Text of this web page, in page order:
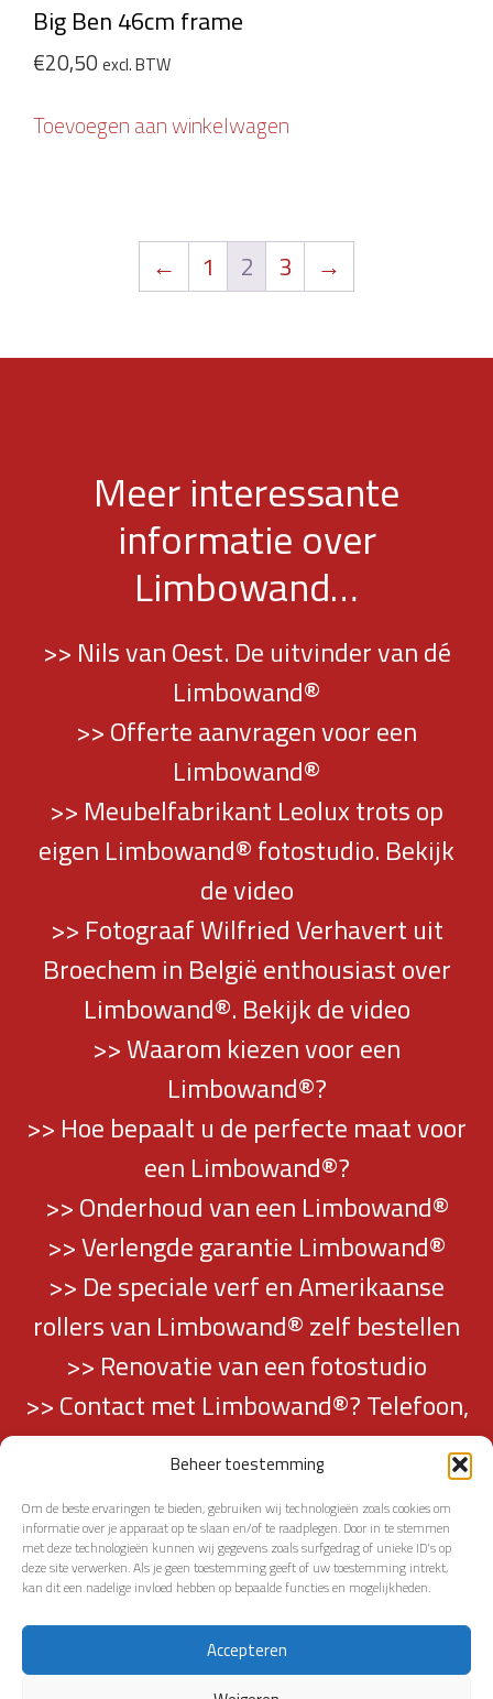
Beheer toestemming
Om de beste ervaringen te bieden, gebruiken wij technologieën zoals cookies om
informatie over je apparaat op te slaan en/of te raadplegen. Door in te stemmen
met deze technologieën kunnen wij gegevens zoals surfgedrag of unieke ID's op
deze site verwerken. Als je geen toestemming geeft of uw toestemming intrekt,
kan dit een nadelige invloed hebben op bepaalde functies en mogelijkheden.
Accepteren
Big Ben 46cm frame
€20,50 excl. BTW
Toevoegen aan winkelwagen
← 1 2 3 →
Meer interessante
informatie over
Limbowand…
>> Nils van Oest. De uitvinder van dé
Limbowand®
>> Offerte aanvragen voor een
Limbowand®
>> Meubelfabrikant Leolux trots op
eigen Limbowand® fotostudio. Bekijk
de video
>> Fotograaf Wilfried Verhavert uit
Broechem in België enthousiast over
Limbowand®. Bekijk de video
>> Waarom kiezen voor een
Limbowand®?
>> Hoe bepaalt u de perfecte maat voor
een Limbowand®?
>> Onderhoud van een Limbowand®
>> Verlengde garantie Limbowand®
>> De speciale verf en Amerikaanse
rollers van Limbowand® zelf bestellen
>> Renovatie van een fotostudio
>> Contact met Limbowand®? Telefoon,
mail en adresgegevens vindt u hier…
TERUG NAAR PAGINATOP